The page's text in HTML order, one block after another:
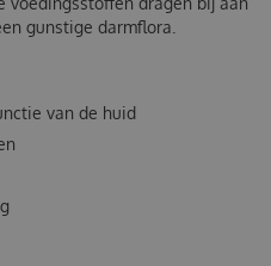
gunstige darmflora.
van de huid